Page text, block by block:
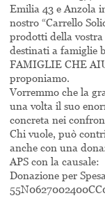
Emilia 43 e Anzola
nostro “Carrello
prodotti della vostra
destinati a famiglie
FAMIGLIE CHE
proponiamo.
Vorremmo che la
una volta il suo
concreta nei
Chi vuole, può
anche con una
APS con la causale:
Donazione per